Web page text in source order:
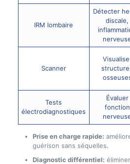
IRM lombaire
Détecter
discale,
Scanner
Tests
électrodiagnostiques
Évaluer
fonction
Prise en charge rapide:
guérison sans séquelles.
Diagnostic différentiel: